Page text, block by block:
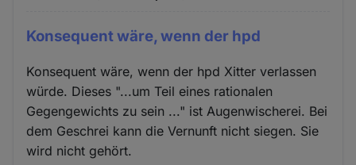
Konsequent wäre, wenn der hpd
Konsequent wäre, wenn der hpd Xitter verlassen
würde. Dieses "...um Teil eines rationalen
Gegengewichts zu sein ..." ist Augenwischerei. Bei
dem Geschrei kann die Vernunft nicht siegen. Sie
wird nicht gehört.